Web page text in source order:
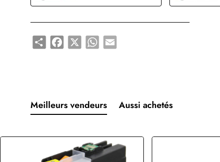
Share Facebook
X WhatsApp
Email
Meilleurs vendeurs Aussi achetés